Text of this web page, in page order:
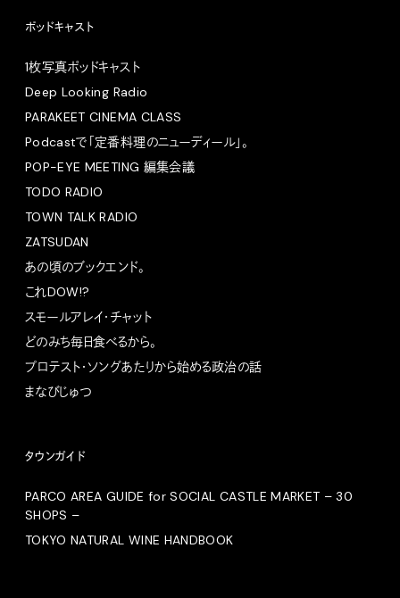
ポッドキャスト
1枚写真ポッドキャスト
Deep Looking Radio
PARAKEET CINEMA CLASS
Podcastで「定番料理のニューディール」。
POP-EYE MEETING 編集会議
TODO RADIO
TOWN TALK RADIO
ZATSUDAN
あの頃のブックエンド。
これDOW!?
スモールアレイ・チャット
どのみち毎日食べるから。
プロテスト・ソングあたりから始める政治の話
まなびじゅつ
タウンガイド
PARCO AREA GUIDE for SOCIAL CASTLE MARKET – 30
SHOPS –
TOKYO NATURAL WINE HANDBOOK